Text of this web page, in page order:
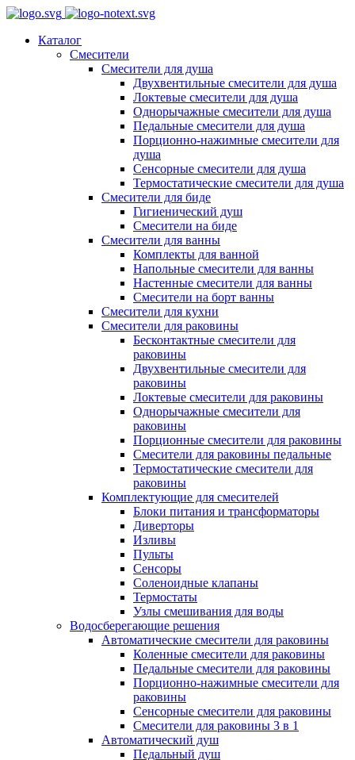
Каталог
Смесители
Смесители для душа
Двухвентильные смесители для душа
Локтевые смесители для душа
Однорычажные смесители для душа
Педальные смесители для душа
Порционно-нажимные смесители для
душа
Сенсорные смесители для душа
Термостатические смесители для душа
Смесители для биде
Гигиенический душ
Смесители на биде
Смесители для ванны
Комплекты для ванной
Напольные смесители для ванны
Настенные смесители для ванны
Смесители на борт ванны
Смесители для кухни
Смесители для раковины
Бесконтактные смесители для
раковины
Двухвентильные смесители для
раковины
Локтевые смесители для раковины
Однорычажные смесители для
раковины
Порционные смесители для раковины
Смесители для раковины педальные
Термостатические смесители для
раковины
Комплектующие для смесителей
Блоки питания и трансформаторы
Диверторы
Изливы
Пульты
Сенсоры
Соленоидные клапаны
Термостаты
Узлы смешивания для воды
Водосберегающие решения
Автоматические смесители для раковины
Коленные смесители для раковины
Педальные смесители для раковины
Порционно-нажимные смесители для
раковины
Сенсорные смесители для раковины
Смесители для раковины 3 в 1
Автоматический душ
Педальный душ